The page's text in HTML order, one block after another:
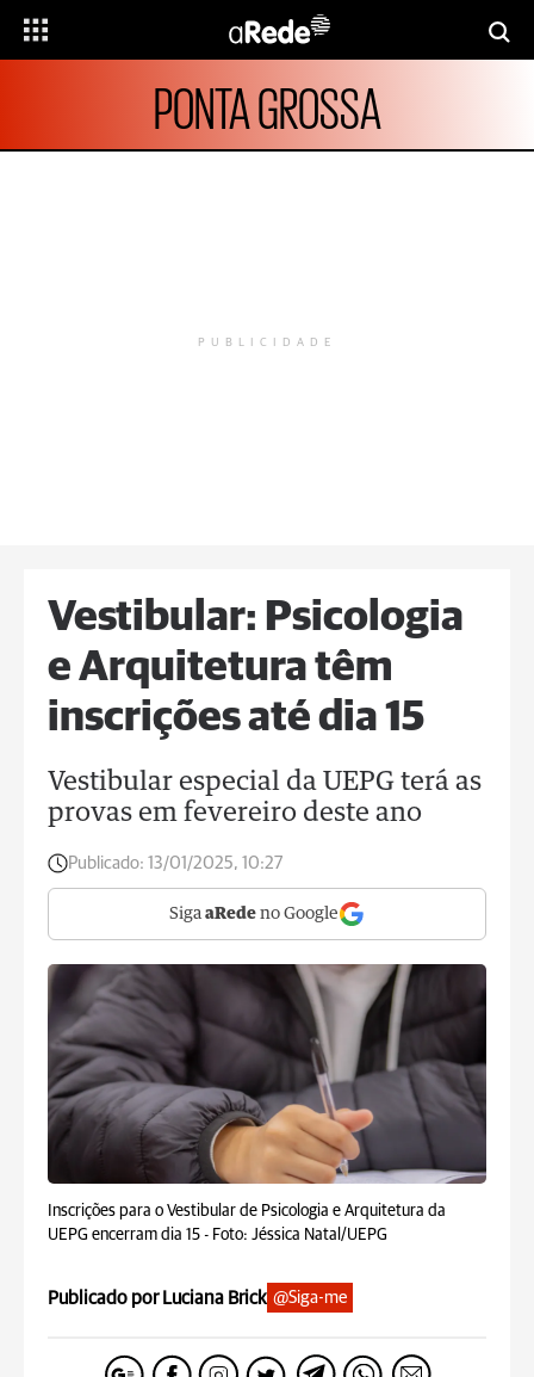
PONTA GROSSA
PUBLICIDADE
Vestibular: Psicologia
e Arquitetura têm
inscrições até dia 15
Vestibular especial da UEPG terá as
provas em fevereiro deste ano
Publicado: 13/01/2025, 10:27
Siga aRede no Google
Inscrições para o Vestibular de Psicologia e Arquitetura da
UEPG encerram dia 15 - Foto: Jéssica Natal/UEPG
Publicado por Luciana Brick @Siga-me